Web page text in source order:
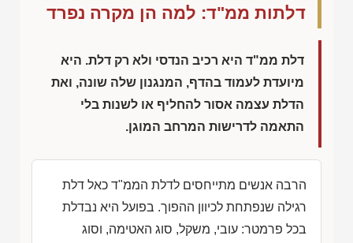
דלתות ממ"ד: למה הן מקרה נפרד
דלת ממ"ד היא רכיב הנדסי ולא רק דלת. היא
מיועדת לעמוד בהדף, המנגנון שלה שונה, ואת
הדלת עצמה אסור להחליף או לשנות בלי
התאמה לדרישות המרחב המוגן.
הרבה אנשים מתייחסים לדלת הממ"ד כאל דלת
רגילה שנפתחת לכיוון ההפוך. בפועל היא נבדלת
בכל פרמטר: עובי, משקל, סוג האטימה, וסוג